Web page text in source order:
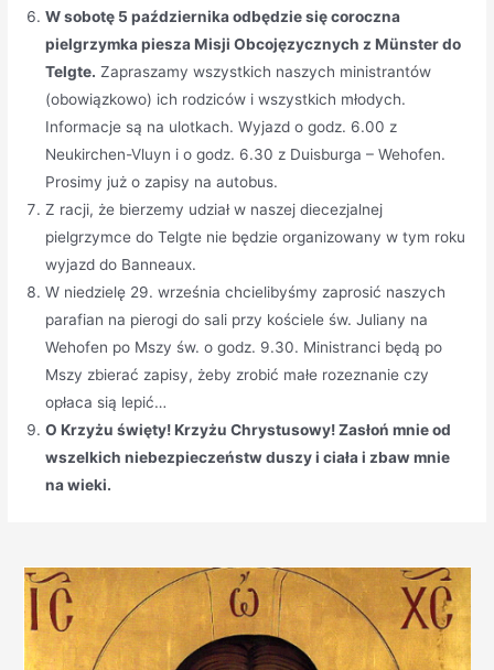
W sobotę 5 października odbędzie się coroczna
pielgrzymka piesza Misji Obcojęzycznych z Münster do
Telgte. Zapraszamy wszystkich naszych ministrantów
(obowiązkowo) ich rodziców i wszystkich młodych.
Informacje są na ulotkach. Wyjazd o godz. 6.00 z
Neukirchen-Vluyn i o godz. 6.30 z Duisburga – Wehofen.
Prosimy już o zapisy na autobus.
Z racji, że bierzemy udział w naszej diecezjalnej
pielgrzymce do Telgte nie będzie organizowany w tym roku
wyjazd do Banneaux.
W niedzielę 29. września chcielibyśmy zaprosić naszych
parafian na pierogi do sali przy kościele św. Juliany na
Wehofen po Mszy św. o godz. 9.30. Ministranci będą po
Mszy zbierać zapisy, żeby zrobić małe rozeznanie czy
opłaca sią lepić…
O Krzyżu święty! Krzyżu Chrystusowy! Zasłoń mnie od
wszelkich niebezpieczeństw duszy i ciała i zbaw mnie
na wieki.